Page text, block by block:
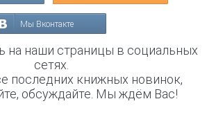
Мы Вконтакте
на наши страницы в социальных
сетях.
последних книжных новинок,
обсуждайте. Мы ждём Вас!